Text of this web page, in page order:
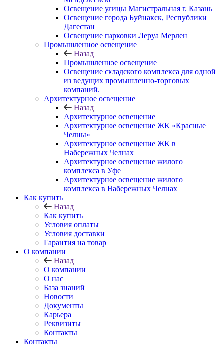
Освещение улицы Магистральная г. Казань
Освещение города Буйнакск, Республики
Дагестан
Освещение парковки Леруа Мерлен
Промышленное освещение
Назад
Промышленное освещение
Освещение складского комплекса для одной
из ведущих промышленно-торговых
компаний.
Архитектурное освещение
Назад
Архитектурное освещение
Архитектурное освещение ЖК «Красные
Челны»
Архитектурное освещение ЖК в
Набережных Челнах
Архитектурное освещение жилого
комплекса в Уфе
Архитектурное освещение жилого
комплекса в Набережных Челнах
Как купить
Назад
Как купить
Условия оплаты
Условия доставки
Гарантия на товар
О компании
Назад
О компании
О нас
База знаний
Новости
Документы
Карьера
Реквизиты
Контакты
Контакты